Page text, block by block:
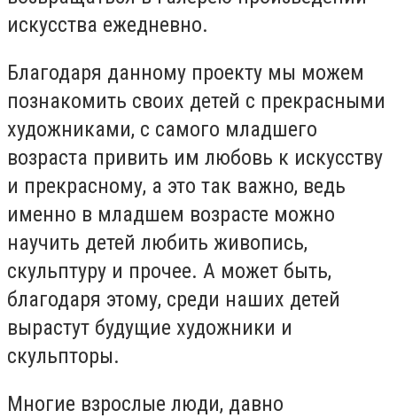
искусства ежедневно.
Благодаря данному проекту мы можем
познакомить своих детей с прекрасными
художниками, с самого младшего
возраста привить им любовь к искусству
и прекрасному, а это так важно, ведь
именно в младшем возрасте можно
научить детей любить живопись,
скульптуру и прочее. А может быть,
благодаря этому, среди наших детей
вырастут будущие художники и
скульпторы.
Многие взрослые люди, давно